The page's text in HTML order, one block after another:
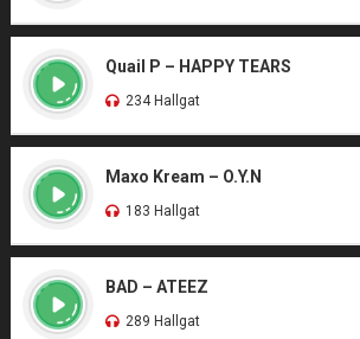
Quail P – HAPPY TEARS
234 Hallgat
Maxo Kream – O.Y.N
183 Hallgat
BAD – ATEEZ
289 Hallgat